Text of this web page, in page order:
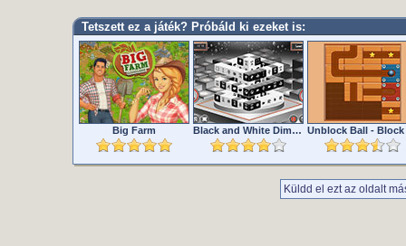
Tetszett ez a játék? Próbáld ki ezeket is:
Big Farm Black and White Dimensions
Küldd el ezt az oldalt